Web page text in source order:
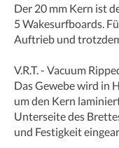
Der 20 mm Kern ist
5 Wakesurfboards.
Auftrieb und
V.R.T. - Vacuum
Das Gewebe wird in
um den Kern
Unterseite des
und Festigkeit